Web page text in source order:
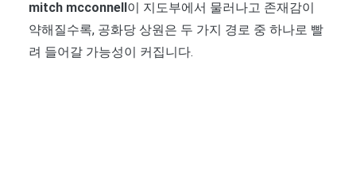
mitch mcconnell 이 지도부에서 물러나고 존재감이
약해질수록, 공화당 상원은 두 가지 경로 중 하나로 빨
려 들어갈 가능성이 커집니다.